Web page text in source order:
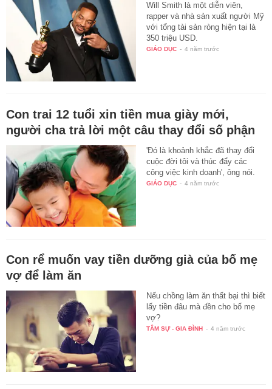
Will Smith là một diễn viên,
rapper và nhà sản xuất người Mỹ
với tổng tài sản ròng hiện tại là
350 triệu USD.
GIÁO DỤC - 4 năm trước
Con trai 12 tuổi xin tiền mua giày mới,
người cha trả lời một câu thay đổi số phận
'Đó là khoảnh khắc đã thay đổi
cuộc đời tôi và thúc đẩy các
công việc kinh doanh', ông nói.
GIÁO DỤC - 4 năm trước
Con rể muốn vay tiền dưỡng già của bố mẹ
vợ để làm ăn
Nếu chồng làm ăn thất bại thì biết
lấy tiền đâu mà đền cho bố mẹ
vợ?
TÂM SỰ - GIA ĐÌNH - 4 năm trước